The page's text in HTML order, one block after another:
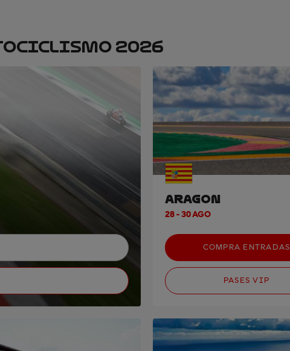
2026
ARAGON
28 - 30 AGO
COMPRA ENTRADAS
PASES VIP